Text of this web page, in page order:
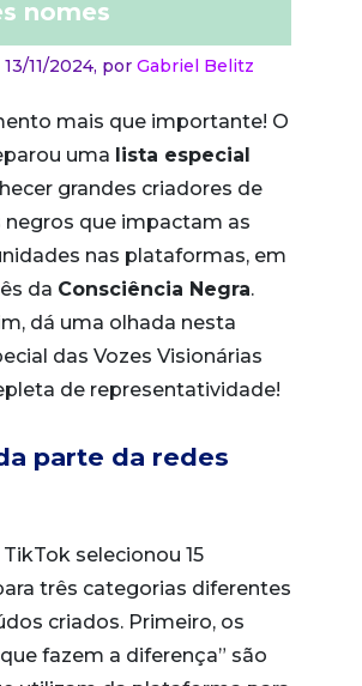
nomes
11/2024, por Gabriel Belitz
mais que importante! O
uma lista especial
grandes criadores de
que impactam as
nas plataformas, em
da Consciência Negra.
dá uma olhada nesta
das Vozes Visionárias
de representatividade!
parte da redes
TikTok selecionou 15
três categorias diferentes
criados. Primeiro, os
fazem a diferença” são